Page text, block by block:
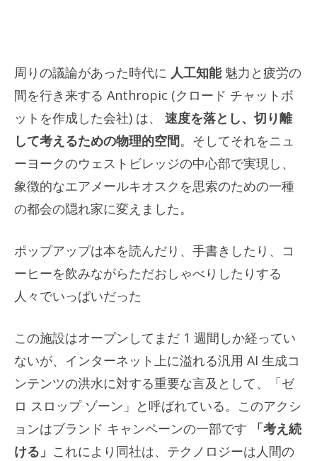
周りの議論があった時代に 人工知能魅力と疲労の
間を行き来する Anthropic (クロード チャットボ
ットを作成した会社) は、 速度を落とし、切り離
して考えるための物理的空間。そしてそれをニュ
ーヨークのウェストビレッジの中心部で実現し、
象徴的なエアメールキオスクを思索のための一種
の都会の隠れ家に変えました。
ポップアップは本を読んだり、手書きしたり、コ
ーヒーを飲みながらただおしゃべりしたりする
人々でいっぱいだった
この施設はオープンしてまだ 1 週間しか経ってい
ないが、インターネット上に溢れる汎用 AI 生成コ
ンテンツの洪水に対する重要な言及として、「ゼ
ロ スロップ ゾーン」と呼ばれている。このアクシ
ョンはブランド キャンペーンの一部です
「考え続
ける」 これにより同社は、テクノロジーは人間の